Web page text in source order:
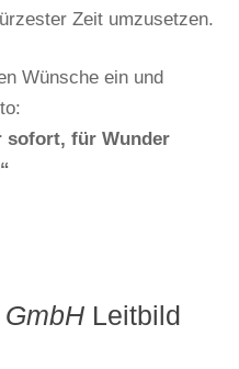
Zeit umzusetzen.
Wünsche ein und
sofort, für Wunder
Leitbild